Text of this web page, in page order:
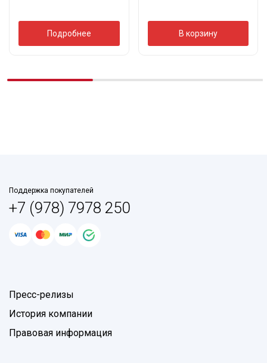
Подробнее В корзину
Поддержка покупателей
+7 (978) 7978 250
Пресс-релизы
История компании
Правовая информация